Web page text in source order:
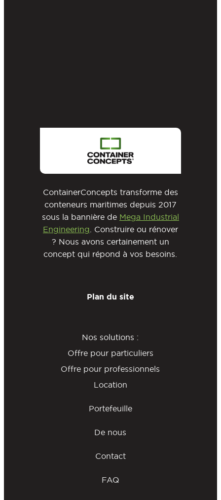
ContainerConcepts transforme des
conteneurs maritimes depuis 2017
sous la bannière de Mega Industrial
Engineering . Construire ou rénover
? Nous avons certainement un
concept qui répond à vos besoins.
Plan du site
Nos solutions :
Offre pour particuliers
Offre pour professionnels
Location
Portefeuille
De nous
Contact
FAQ